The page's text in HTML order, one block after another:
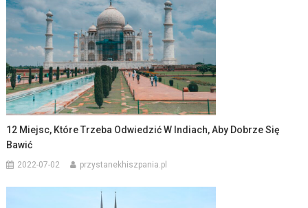
12 Miejsc, Które Trzeba Odwiedzić W Indiach, Aby Dobrze Się
Bawić
2022-07-02 przystanekhiszpania.pl